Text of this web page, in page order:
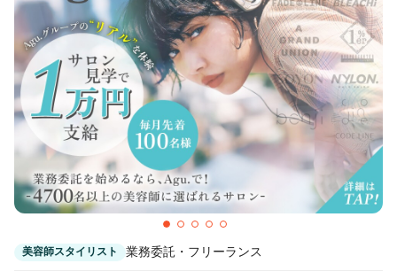
カラーリスト フロント・レセプション
ヘアメイク・美容部員 アイリスト
ネイリスト エステティシャン
講師・インストラクター 営業・販売スタッフ・その他
雇用形態
美容師スタイリスト 業務委託・フリーランス